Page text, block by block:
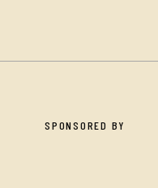
SPONSORED BY